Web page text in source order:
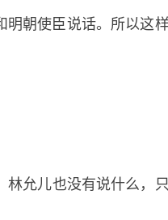
明朝使臣说话。所以这
林允儿也没有说什么，